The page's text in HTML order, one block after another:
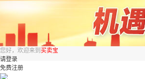
您好，欢迎来到 买卖宝
请登录
免费注册